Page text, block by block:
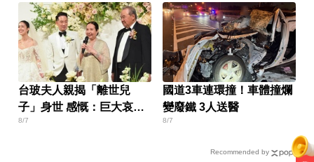
台玻夫人親揭「離世兒
子」身世 感慨：巨大哀傷
足不出戶
8/7
國道3車連環撞！車體撞爛
變廢鐵 3人送醫
8/7
Recommended by